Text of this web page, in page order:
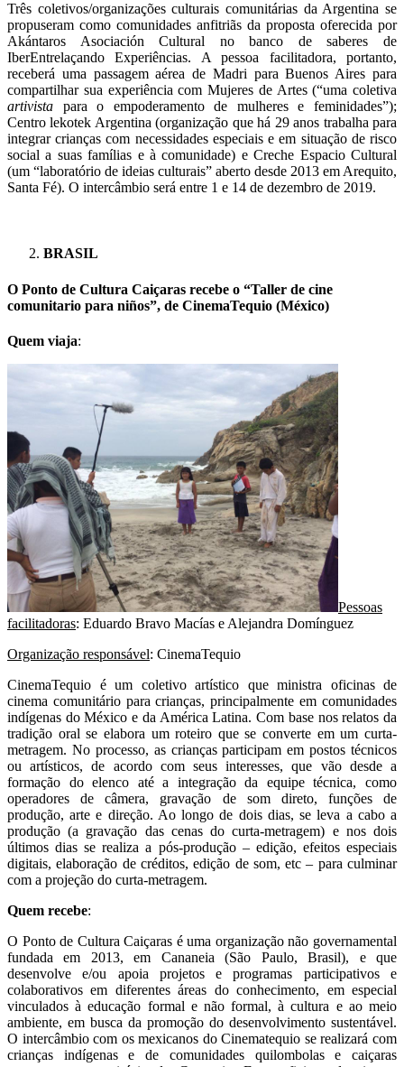
Três coletivos/organizações culturais comunitárias da Argentina se
propuseram como comunidades anfitriãs da proposta oferecida por
Akántaros Asociación Cultural no banco de saberes de
IberEntrelaçando Experiências. A pessoa facilitadora, portanto,
receberá uma passagem aérea de Madri para Buenos Aires para
compartilhar sua experiência com Mujeres de Artes (“uma coletiva
artivista para o empoderamento de mulheres e feminidades”);
Centro lekotek Argentina (organização que há 29 anos trabalha para
integrar crianças com necessidades especiais e em situação de risco
social a suas famílias e à comunidade) e Creche Espacio Cultural
(um “laboratório de ideias culturais” aberto desde 2013 em Arequito,
Santa Fé). O intercâmbio será entre 1 e 14 de dezembro de 2019.
BRASIL
O Ponto de Cultura Caiçaras recebe o “Taller de cine
comunitario para niños”, de CinemaTequio (México)
Quem viaja:
Pessoas
facilitadoras: Eduardo Bravo Macías e Alejandra Domínguez
Organização responsável: CinemaTequio
CinemaTequio é um coletivo artístico que ministra oficinas de
cinema comunitário para crianças, principalmente em comunidades
indígenas do México e da América Latina. Com base nos relatos da
tradição oral se elabora um roteiro que se converte em um curta-
metragem. No processo, as crianças participam em postos técnicos
ou artísticos, de acordo com seus interesses, que vão desde a
formação do elenco até a integração da equipe técnica, como
operadores de câmera, gravação de som direto, funções de
produção, arte e direção. Ao longo de dois dias, se leva a cabo a
produção (a gravação das cenas do curta-metragem) e nos dois
últimos dias se realiza a pós-produção – edição, efeitos especiais
digitais, elaboração de créditos, edição de som, etc – para culminar
com a projeção do curta-metragem.
Quem recebe:
O Ponto de Cultura Caiçaras é uma organização não governamental
fundada em 2013, em Cananeia (São Paulo, Brasil), e que
desenvolve e/ou apoia projetos e programas participativos e
colaborativos em diferentes áreas do conhecimento, em especial
vinculados à educação formal e não formal, à cultura e ao meio
ambiente, em busca da promoção do desenvolvimento sustentável.
O intercâmbio com os mexicanos do Cinematequio se realizará com
crianças indígenas e de comunidades
quilombolas e caiçaras